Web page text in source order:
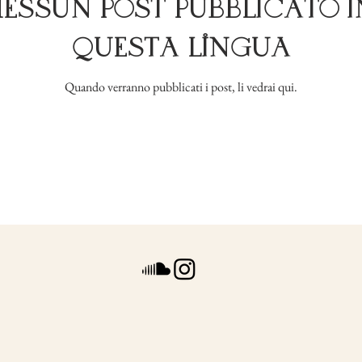
post pubblicato
questa lingua
Quando verranno pubblicati i post, li vedrai qui.